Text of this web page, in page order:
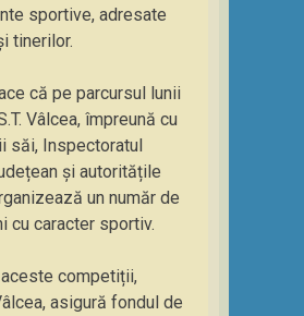
sportive, adresate
tinerilor.
că pe parcursul lunii
Vâlcea, împreună cu
săi, Inspectoratul
și autoritățile
un număr de
cu caracter sportiv.
competiții,
asigură fondul de